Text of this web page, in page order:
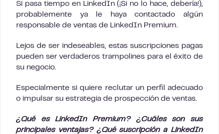
Si pasa tiempo en LinkedIn (¡Si no lo hace, debería!),
probablemente ya le haya contactado algún
responsable de ventas de LinkedIn Premium.
Lejos de ser indeseables, estas suscripciones pagas
pueden ser verdaderos trampolines para el éxito de
su negocio.
Especialmente si quiere reclutar un perfil adecuado
o impulsar su estrategia de prospección de ventas.
¿Qué es LinkedIn Premium? ¿Cuáles son sus
principales ventajas? ¿Qué suscripción a LinkedIn